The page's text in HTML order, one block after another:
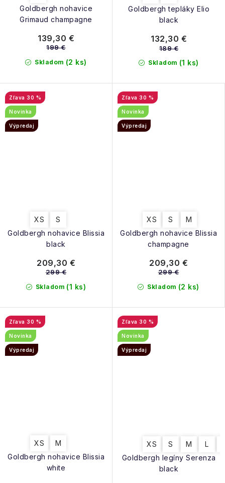
Goldbergh nohavice
Grimaud champagne
Skladom (2 ks)
139,30 €
199 €
Goldbergh tepláky Elio
black
Skladom (1 ks)
132,30 €
189 €
Goldbergh nohavice Blissia
black
30 %
Novinka
Výpredaj
XS S
Skladom (1 ks)
209,30 €
299 €
Goldbergh nohavice Blissia
champagne
30 %
Novinka
Výpredaj
XS S M
Skladom (2 ks)
209,30 €
299 €
Goldbergh nohavice Blissia
white
30 %
Novinka
Výpredaj
XS M
Goldbergh legíny Serenza
black
30 %
Novinka
Výpredaj
XS S M L